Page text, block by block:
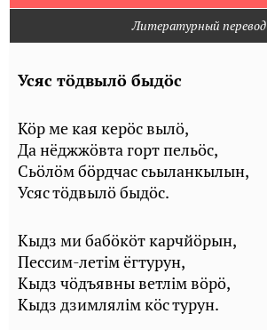
Литературный перевод
Усяс тӧдвылӧ быдӧс
Кӧр ме кая керӧс вылӧ,
Да нёджжӧвта горт пельӧс,
Сьӧлӧм бӧрдчас сьыланкылын,
Усяс тӧдвылӧ быдӧс.
Кыдз ми бабӧкӧт карчйӧрын,
Пессим-летiм ёгтурун,
Кыдз чӧдъявны ветлiм вӧрӧ,
Кыдз дзимлялiм кӧс турун.